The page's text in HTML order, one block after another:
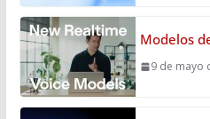
Modelos
9 de mayo